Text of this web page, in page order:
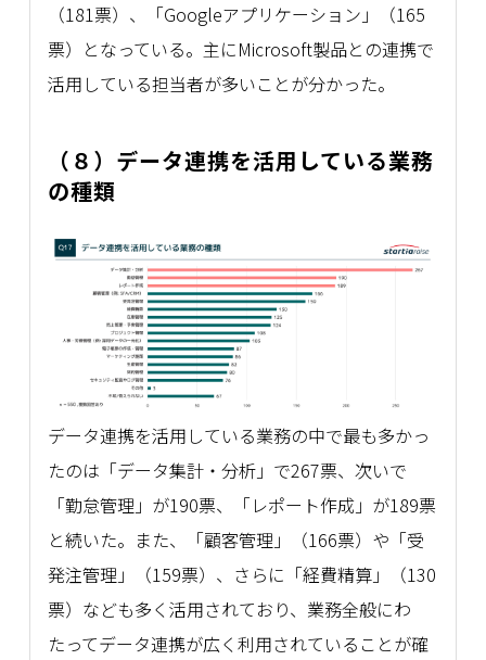
（181票）、「Googleアプリケーション」（165
票）となっている。主にMicrosoft製品との連携で
活用している担当者が多いことが分かった。
（８）データ連携を活用している業務
の種類
データ連携を活用している業務の中で最も多かっ
たのは「データ集計・分析」で267票、次いで
「勤怠管理」が190票、「レポート作成」が189票
と続いた。また、「顧客管理」（166票）や「受
発注管理」（159票）、さらに「経費精算」（130
票）なども多く活用されており、業務全般にわ
たってデータ連携が広く利用されていることが確